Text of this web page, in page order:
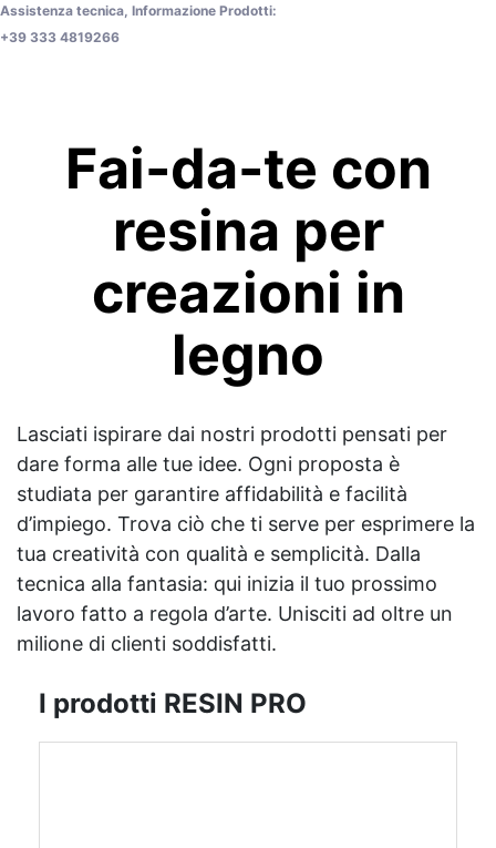
Assistenza tecnica, Informazione Prodotti:
+39 333 4819266
Fai-da-te con
resina per
creazioni in
legno
Lasciati ispirare dai nostri prodotti pensati per
dare forma alle tue idee. Ogni proposta è
studiata per garantire affidabilità e facilità
d’impiego. Trova ciò che ti serve per esprimere la
tua creatività con qualità e semplicità. Dalla
tecnica alla fantasia: qui inizia il tuo prossimo
lavoro fatto a regola d’arte. Unisciti ad oltre un
milione di clienti soddisfatti.
I prodotti RESIN PRO